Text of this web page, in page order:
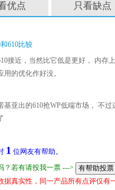
优点 只看缺点
610比较
接近，当然比它低是更好， 内存
用的优化作好没。
基亚出的610抢WP低端市场， 不
1 位网友有帮助。
？若有请投我一票 --->
据真实性，同一产品所有点评仅有